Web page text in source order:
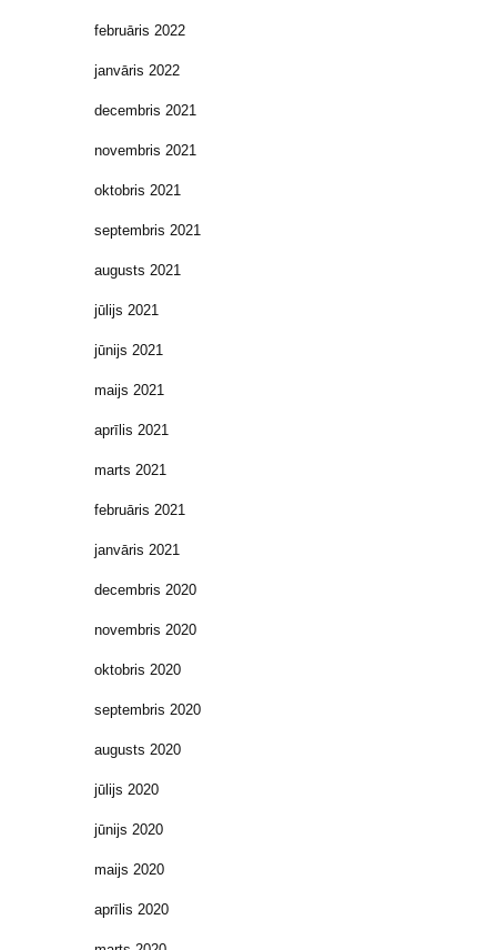
februāris 2022
janvāris 2022
decembris 2021
novembris 2021
oktobris 2021
septembris 2021
augusts 2021
jūlijs 2021
jūnijs 2021
maijs 2021
aprīlis 2021
marts 2021
februāris 2021
janvāris 2021
decembris 2020
novembris 2020
oktobris 2020
septembris 2020
augusts 2020
jūlijs 2020
jūnijs 2020
maijs 2020
aprīlis 2020